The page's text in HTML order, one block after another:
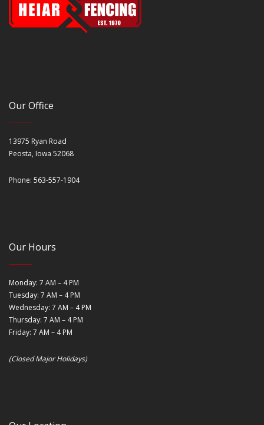
Our Office
13975 Ryan Road
Peosta, Iowa 52068
Phone: 563-557-1904
Our Hours
Monday: 7 AM – 4 PM
Tuesday: 7 AM – 4 PM
Wednesday: 7 AM – 4 PM
Thursday: 7 AM – 4 PM
Friday: 7 AM – 4 PM
(Closed Major Holidays)